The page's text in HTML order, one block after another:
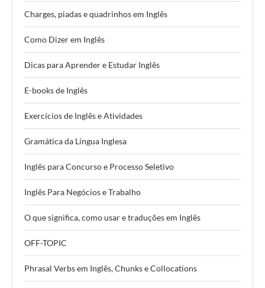
Charges, piadas e quadrinhos em Inglês
Como Dizer em Inglês
Dicas para Aprender e Estudar Inglês
E-books de Inglês
Exercícios de Inglês e Atividades
Gramática da Língua Inglesa
Inglês para Concurso e Processo Seletivo
Inglês Para Negócios e Trabalho
O que significa, como usar e traduções em Inglês
OFF-TOPIC
Phrasal Verbs em Inglês, Chunks e Collocations